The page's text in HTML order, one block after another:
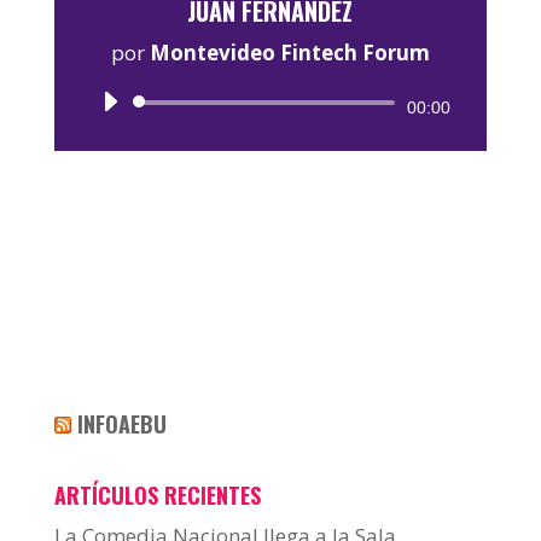
JUAN FERNÁNDEZ
por Montevideo Fintech Forum
Reproductor
00:00
INFOAEBU
ARTÍCULOS RECIENTES